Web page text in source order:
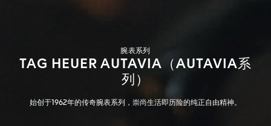
腕表系列
TAG HEUER AUTAVIA（AUTAVIA系
列）
始创于1962年的传奇腕表系列，崇尚生活即历险的纯正自由精神。